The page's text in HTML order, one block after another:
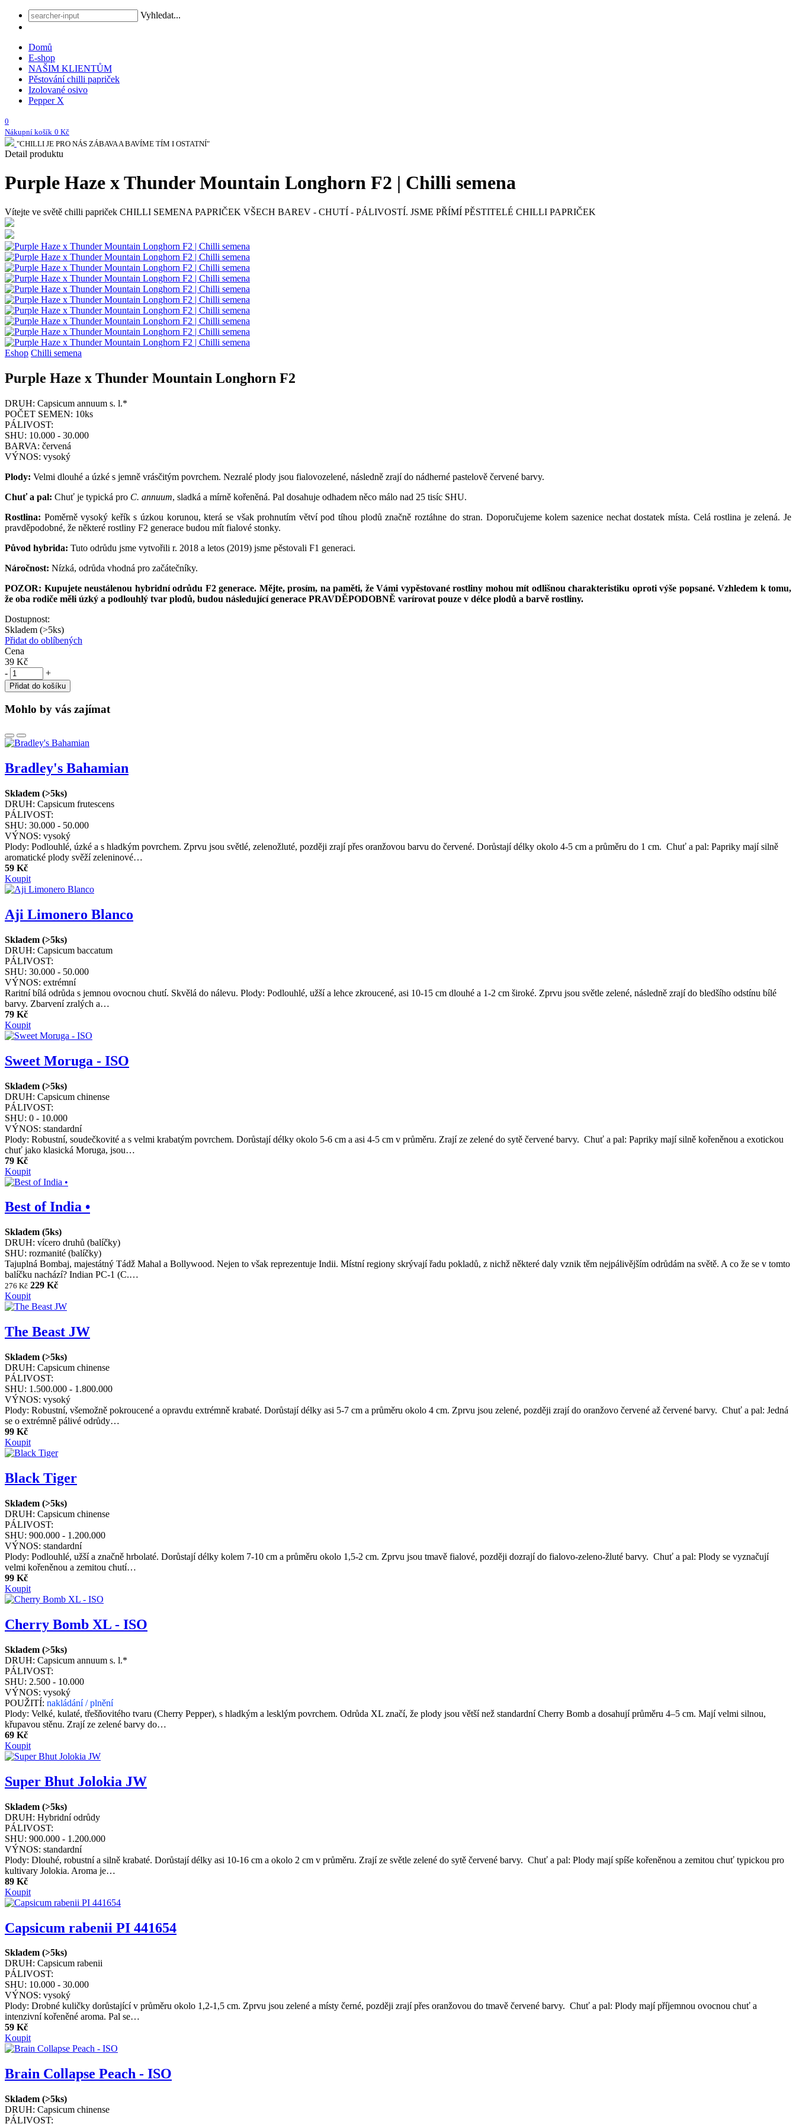
Vyhledat...
Domů
E-shop
NAŠIM KLIENTŮM
Pěstování chilli papriček
Izolované osivo
Pepper X
0
Nákupní košík 0 Kč
"CHILLI JE PRO NÁS ZÁBAVA A BAVÍME TÍM I OSTATNÍ"
Detail produktu
Purple Haze x Thunder Mountain Longhorn F2 | Chilli semena
Vítejte ve světě chilli papriček CHILLI SEMENA PAPRIČEK VŠECH BAREV - CHUTÍ - PÁLIVOSTÍ. JSME PŘÍMÍ PĚSTITELÉ CHILLI PAPRIČEK
Eshop Chilli semena
Purple Haze x Thunder Mountain Longhorn F2
DRUH: Capsicum annuum s. l.*
POČET SEMEN: 10ks
PÁLIVOST:
SHU: 10.000 - 30.000
BARVA: červená
VÝNOS: vysoký
Plody: Velmi dlouhé a úzké s jemně vrásčitým povrchem. Nezralé plody jsou fialovozelené, následně zrají do nádherné pastelově červené barvy.
Chuť a pal: Chuť je typická pro C. annuum, sladká a mírně kořeněná. Pal dosahuje odhadem něco málo nad 25 tisíc SHU.
Rostlina: Poměrně vysoký keřík s úzkou korunou, která se však prohnutím větví pod tíhou plodů značně roztáhne do stran. Doporučujeme kolem sazenice nechat dostatek místa. Celá rostlina je zelená. Je
pravděpodobné, že některé rostliny F2 generace budou mít fialové stonky.
Původ hybrida: Tuto odrůdu jsme vytvořili r. 2018 a letos (2019) jsme pěstovali F1 generaci.
Náročnost: Nízká, odrůda vhodná pro začátečníky.
POZOR: Kupujete neustálenou hybridní odrůdu F2 generace. Mějte, prosím, na paměti, že Vámi vypěstované rostliny mohou mít odlišnou charakteristiku oproti výše popsané. Vzhledem k tomu,
že oba rodiče měli úzký a podlouhlý tvar plodů, budou následující generace PRAVDĚPODOBNĚ varírovat pouze v délce plodů a barvě rostliny.
Dostupnost:
Skladem (>5ks)
Přidat do oblíbených
Cena
39 Kč
-
+
Přidat do košíku
Mohlo by vás zajímat
Bradley's Bahamian
Skladem (>5ks)
DRUH: Capsicum frutescens
PÁLIVOST:
SHU: 30.000 - 50.000
VÝNOS: vysoký
Plody: Podlouhlé, úzké a s hladkým povrchem. Zprvu jsou světlé, zelenožluté, později zrají přes oranžovou barvu do červené. Dorůstají délky okolo 4-5 cm a průměru do 1 cm. Chuť a pal: Papriky mají silně
aromatické plody svěží zeleninové…
59 Kč
Koupit
Aji Limonero Blanco
Skladem (>5ks)
DRUH: Capsicum baccatum
PÁLIVOST:
SHU: 30.000 - 50.000
VÝNOS: extrémní
Raritní bílá odrůda s jemnou ovocnou chutí. Skvělá do nálevu. Plody: Podlouhlé, užší a lehce zkroucené, asi 10-15 cm dlouhé a 1-2 cm široké. Zprvu jsou světle zelené, následně zrají do bledšího odstínu bílé
barvy. Zbarvení zralých a…
79 Kč
Koupit
Sweet Moruga - ISO
Skladem (>5ks)
DRUH: Capsicum chinense
PÁLIVOST:
SHU: 0 - 10.000
VÝNOS: standardní
Plody: Robustní, soudečkovité a s velmi krabatým povrchem. Dorůstají délky okolo 5-6 cm a asi 4-5 cm v průměru. Zrají ze zelené do sytě červené barvy. Chuť a pal: Papriky mají silně kořeněnou a exotickou
chuť jako klasická Moruga, jsou…
79 Kč
Koupit
Best of India •
Skladem (5ks)
DRUH: vícero druhů (balíčky)
SHU: rozmanité (balíčky)
Tajuplná Bombaj, majestátný Tádž Mahal a Bollywood. Nejen to však reprezentuje Indii. Místní regiony skrývají řadu pokladů, z nichž některé daly vznik těm nejpálivějším odrůdám na světě. A co že se v tomto
balíčku nachází? Indian PC-1 (C.…
276 Kč 229 Kč
Koupit
The Beast JW
Skladem (>5ks)
DRUH: Capsicum chinense
PÁLIVOST:
SHU: 1.500.000 - 1.800.000
VÝNOS: vysoký
Plody: Robustní, všemožně pokroucené a opravdu extrémně krabaté. Dorůstají délky asi 5-7 cm a průměru okolo 4 cm. Zprvu jsou zelené, později zrají do oranžovo červené až červené barvy. Chuť a pal: Jedná
se o extrémně pálivé odrůdy…
99 Kč
Koupit
Black Tiger
Skladem (>5ks)
DRUH: Capsicum chinense
PÁLIVOST:
SHU: 900.000 - 1.200.000
VÝNOS: standardní
Plody: Podlouhlé, užší a značně hrbolaté. Dorůstají délky kolem 7-10 cm a průměru okolo 1,5-2 cm. Zprvu jsou tmavě fialové, později dozrají do fialovo-zeleno-žluté barvy. Chuť a pal: Plody se vyznačují
velmi kořeněnou a zemitou chutí…
99 Kč
Koupit
Cherry Bomb XL - ISO
Skladem (>5ks)
DRUH: Capsicum annuum s. l.*
PÁLIVOST:
SHU: 2.500 - 10.000
VÝNOS: vysoký
POUŽITÍ: nakládání / plnění
Plody: Velké, kulaté, třešňovitého tvaru (Cherry Pepper), s hladkým a lesklým povrchem. Odrůda XL značí, že plody jsou větší než standardní Cherry Bomb a dosahují průměru 4–5 cm. Mají velmi silnou,
křupavou stěnu. Zrají ze zelené barvy do…
69 Kč
Koupit
Super Bhut Jolokia JW
Skladem (>5ks)
DRUH: Hybridní odrůdy
PÁLIVOST:
SHU: 900.000 - 1.200.000
VÝNOS: standardní
Plody: Dlouhé, robustní a silně krabaté. Dorůstají délky asi 10-16 cm a okolo 2 cm v průměru. Zrají ze světle zelené do sytě červené barvy. Chuť a pal: Plody mají spíše kořeněnou a zemitou chuť typickou pro
kultivary Jolokia. Aroma je…
89 Kč
Koupit
Capsicum rabenii PI 441654
Skladem (>5ks)
DRUH: Capsicum rabenii
PÁLIVOST:
SHU: 10.000 - 30.000
VÝNOS: vysoký
Plody: Drobné kuličky dorůstající v průměru okolo 1,2-1,5 cm. Zprvu jsou zelené a místy černé, později zrají přes oranžovou do tmavě červené barvy. Chuť a pal: Plody mají příjemnou ovocnou chuť a
intenzivní kořeněné aroma. Pal se…
59 Kč
Koupit
Brain Collapse Peach - ISO
Skladem (>5ks)
DRUH: Capsicum chinense
PÁLIVOST: